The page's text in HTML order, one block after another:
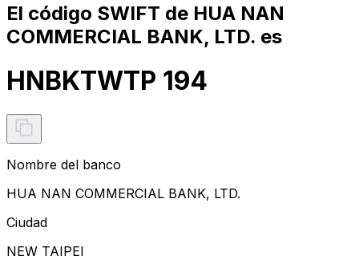
El código SWIFT de HUA NAN
COMMERCIAL BANK, LTD. es
HNBKTWTP 194
Nombre del banco
HUA NAN COMMERCIAL BANK, LTD.
Ciudad
NEW TAIPEI